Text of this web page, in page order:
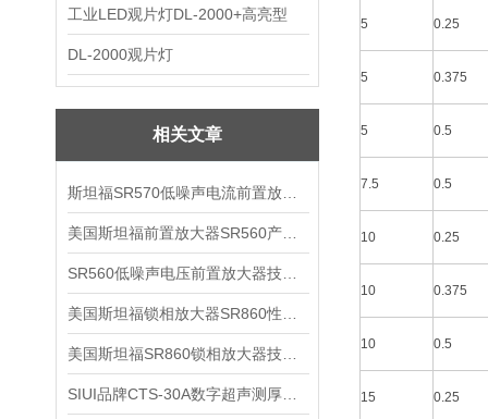
工业LED观片灯DL-2000+高亮型
DL-2000观片灯
相关文章
5 0.25
5 0.375
5 0.5
7.5 0.5
10 0.25
10 0.375
10 0.5
15 0.25